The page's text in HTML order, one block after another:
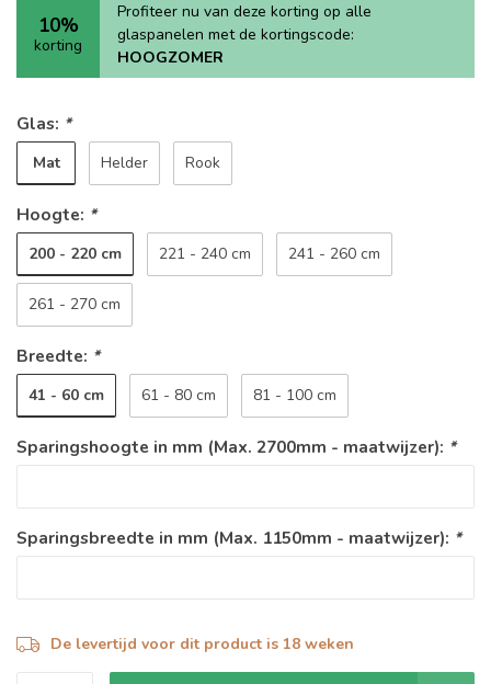
10%
korting
Profiteer nu van deze korting op alle
glaspanelen met de kortingscode:
HOOGZOMER
Glas: *
Mat Helder Rook
Hoogte: *
200 - 220 cm 221 - 240 cm 241 - 260 cm
261 - 270 cm
Breedte: *
41 - 60 cm 61 - 80 cm 81 - 100 cm
Sparingshoogte in mm (Max. 2700mm - maatwijzer): *
Sparingsbreedte in mm (Max. 1150mm - maatwijzer): *
De levertijd voor dit product is 18 weken